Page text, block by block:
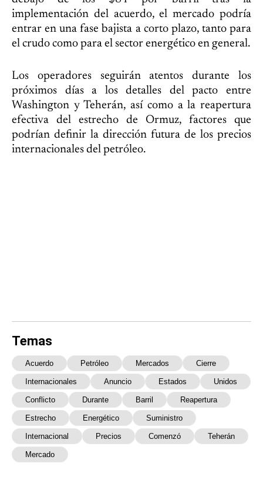
implementación del acuerdo, el mercado podría
entrar en una fase bajista a corto plazo, tanto para
el crudo como para el sector energético en general.
Los operadores seguirán atentos durante los
próximos días a los detalles del pacto entre
Washington y Teherán, así como a la reapertura
efectiva del estrecho de Ormuz, factores que
podrían definir la dirección futura de los precios
internacionales del petróleo.
Temas
Acuerdo Petróleo Mercados Cierre
Internacionales Anuncio Estados Unidos
Conflicto Durante Barril Reapertura
Estrecho Energético Suministro
Internacional Precios Comenzó Teherán
Mercado